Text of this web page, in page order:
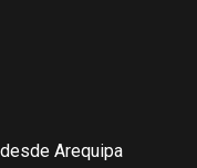
Arequipa